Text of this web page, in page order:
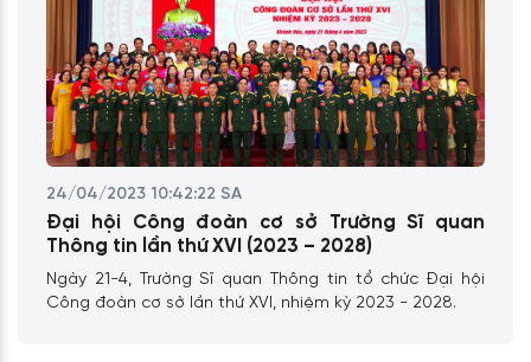
24/04/2023 10:42:22 SA
Đại hội Công đoàn cơ sở Trường Sĩ quan
Thông tin lần thứ XVI (2023 – 2028)
Ngày 21-4, Trường Sĩ quan Thông tin tổ chức Đại hội
Công đoàn cơ sở lần thứ XVI, nhiệm kỳ 2023 - 2028.